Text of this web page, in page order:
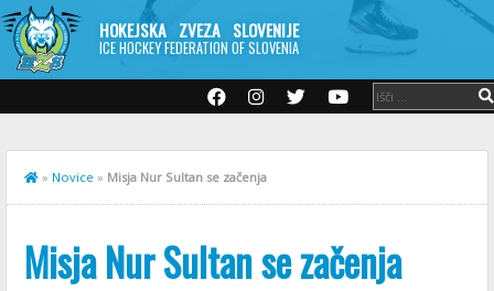
HOKEJSKA ZVEZA SLOVENIJE
ICE HOCKEY FEDERATION OF SLOVENIA
» Novice » Misja Nur Sultan se začenja
Misja Nur Sultan se začenja